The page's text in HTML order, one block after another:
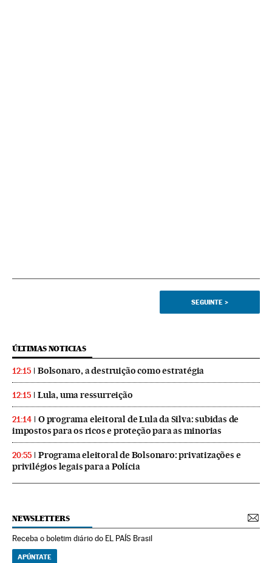
SEGUINTE >
ÚLTIMAS NOTICIAS
12:15 Bolsonaro, a destruição como estratégia
12:15 Lula, uma ressurreição
21:14
O programa eleitoral de Lula da Silva: subidas de
impostos para os ricos e proteção para as minorias
20:55
Programa eleitoral de Bolsonaro: privatizações e
privilégios legais para a Polícia
NEWSLETTERS
Receba o boletim diário do EL PAÍS Brasil
APÚNTATE